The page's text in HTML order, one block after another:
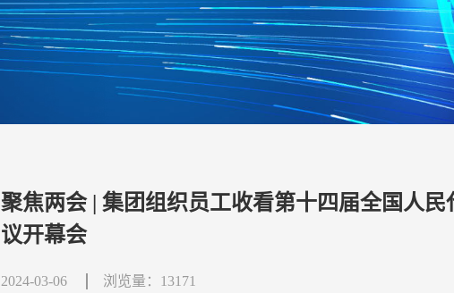
聚焦两会 | 集团组织员工收看第十四届全国人
议开幕会
2024-03-06 浏览量：13171